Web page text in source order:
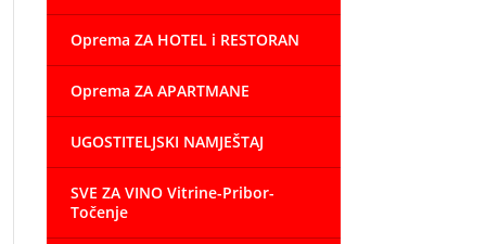
Oprema ZA HOTEL i RESTORAN
Oprema ZA APARTMANE
UGOSTITELJSKI NAMJEŠTAJ
SVE ZA VINO Vitrine-Pribor-
Točenje